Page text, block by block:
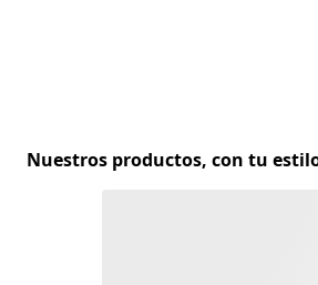
Nuestros productos, con tu